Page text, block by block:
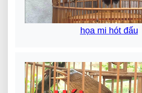
họa mi hót đấu